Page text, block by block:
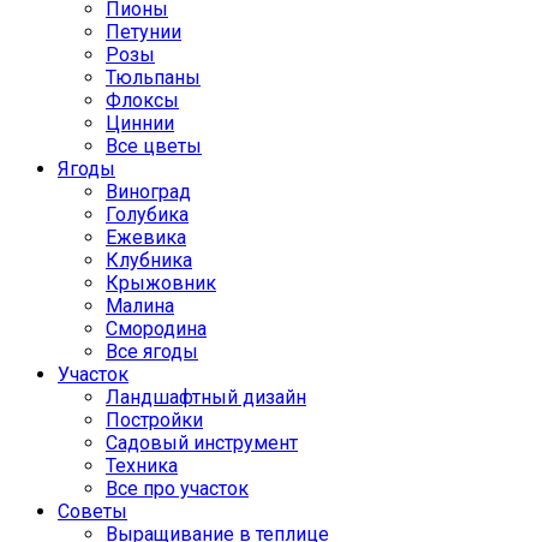
Пионы
Петунии
Розы
Тюльпаны
Флоксы
Циннии
Все цветы
Ягоды
Виноград
Голубика
Ежевика
Клубника
Крыжовник
Малина
Смородина
Все ягоды
Участок
Ландшафтный дизайн
Постройки
Садовый инструмент
Техника
Все про участок
Советы
Выращивание в теплице